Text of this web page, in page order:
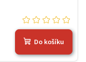
Do košíku